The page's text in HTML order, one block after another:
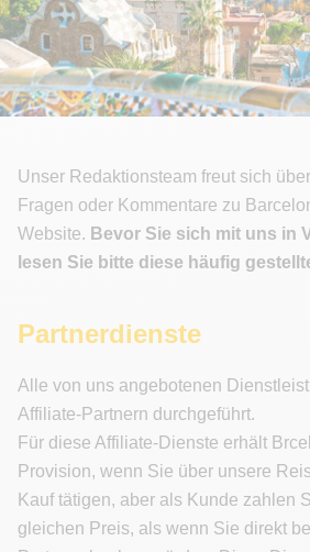
Unser Redaktionsteam freut sich
Fragen oder Kommentare zu
Website. Bevor Sie sich mit uns in
lesen Sie bitte diese häufig
Partnerdienste
Alle von uns angebotenen
Affiliate-Partnern durchgeführt.
Für diese Affiliate-Dienste erhält
Provision, wenn Sie über unsere
Kauf tätigen, aber als Kunde zahlen
gleichen Preis, als wenn Sie direkt